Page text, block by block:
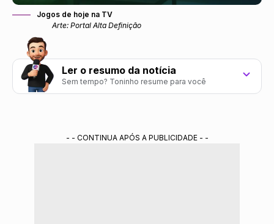
Jogos de hoje na TV
Arte: Portal Alta Definição
Ler o resumo da notícia
Sem tempo? Toninho resume para você
- - CONTINUA APÓS A PUBLICIDADE - -